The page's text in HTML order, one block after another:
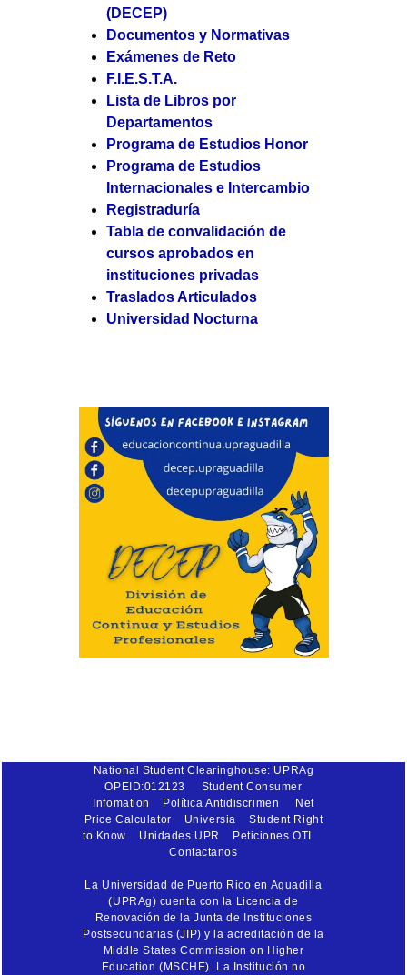
(DECEP)
Documentos y Normativas
Exámenes de Reto
F.I.E.S.T.A.
Lista de Libros por
Departamentos
Programa de Estudios Honor
Programa de Estudios
Internacionales e Intercambio
Registraduría
Tabla de convalidación de
cursos aprobados en
instituciones privadas
Traslados Articulados
Universidad Nocturna
National Student Clearinghouse: UPRAg
OPEID:012123
Student Consumer
Infomation
Política Antidiscrimen
Net
Price Calculator
Universia
Student Right
to Know
Unidades UPR
Peticiones OTI
Contactanos
La Universidad de Puerto Rico en Aguadilla
(UPRAg) cuenta con la Licencia de
Renovación de la Junta de Instituciones
Postsecundarias (JIP) y la acreditación de la
Middle States Commission on Higher
Education (MSCHE). La Institución no